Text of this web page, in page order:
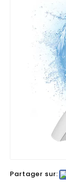
Partager sur: